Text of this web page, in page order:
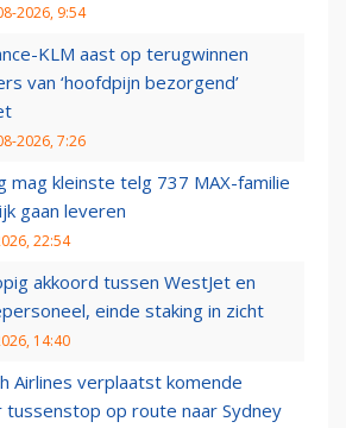
2026, 9:54
KLM aast op terugwinnen
van ‘hoofdpijn bezorgend’
2026, 7:26
mag kleinste telg 737 MAX-familie
gaan leveren
22:54
akkoord tussen WestJet en
einde staking in zicht
14:40
Airlines verplaatst komende
tussenstop op route naar Sydney